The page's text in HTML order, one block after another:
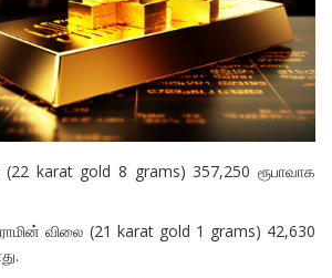
karat gold 8 grams) 357,250 ரூபாவாக
விலை (21 karat gold 1 grams) 42,630